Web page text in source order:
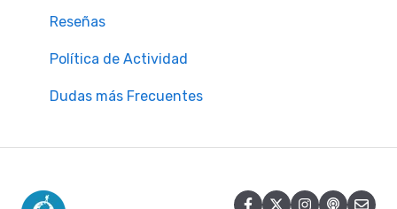
Experiencias Worldpackers
Nuestras Políticas de Cancelación
Worldpackers Epic Trips
Reseñas
Política de Actividad
Dudas más Frecuentes